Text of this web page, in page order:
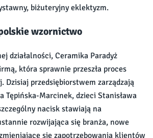
biżuteryjny eklektyzm.
wzornictwo
działalności, Ceramika Paradyż
która sprawnie przeszła proces
Dzisiaj przedsiębiorstwem zarządzają
Tępińska-Marcinek, dzieci Stanisława
nacisk stawiają na
rozwijająca się branża, nowe
się zapotrzebowania klientów